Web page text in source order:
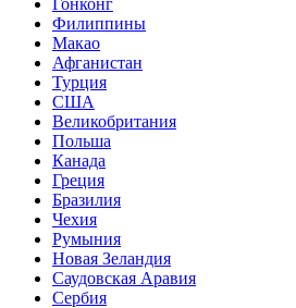
Гонконг
Филиппины
Макао
Афганистан
Турция
США
Великобритания
Польша
Канада
Греция
Бразилия
Чехия
Румыния
Новая Зеландия
Саудовская Аравия
Сербия